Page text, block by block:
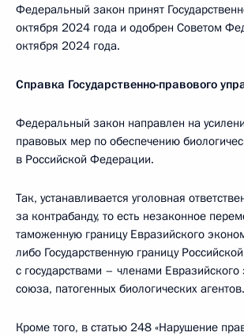
Федеральный закон принят
октября 2024 года и одобрен Советом
октября 2024 года.
Справка Государственно-правового
Федеральный закон направлен на
правовых мер по обеспечению
в Российской Федерации.
Так, устанавливается уголовная
за контрабанду, то есть незаконное
таможенную границу Евразийского
либо Государственную границу
с государствами – членами Евразийского
союза, патогенных биологических агентов.
Кроме того, в статью 248 «Нарушение